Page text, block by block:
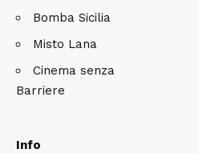
Bomba Sicilia
Misto Lana
Cinema senza
Barriere
Info